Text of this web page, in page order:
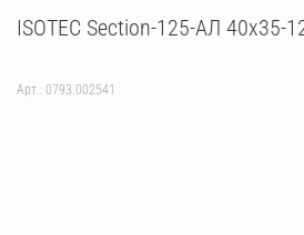
ISOTEC Section-125-АЛ 40х35-
Арт.: 0793.002541